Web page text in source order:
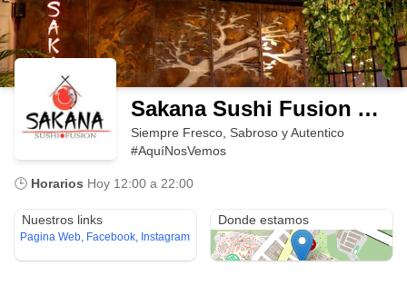
Sakana Sushi Fusion Armenia
Siempre Fresco, Sabroso y Autentico
#AquíNosVemos
🕒 Horarios Hoy 12:00 a 22:00
Nuestros links
Pagina Web, Facebook, Instagram
Donde estamos